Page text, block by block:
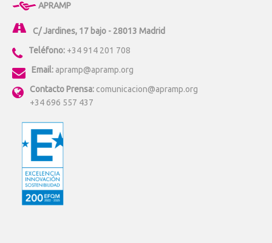
APRAMP
C/ Jardines, 17 bajo - 28013 Madrid
Teléfono: +34 914 201 708
Email: apramp@apramp.org
Contacto Prensa: comunicacion@apramp.org
+34 696 557 437